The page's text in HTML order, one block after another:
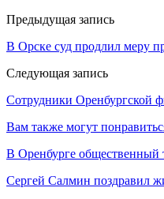
Предыдущая запись
В Орске суд продлил меру
Следующая запись
Сотрудники Оренбургской
Вам также могут
В Оренбурге общественный
Сергей Салмин поздравил